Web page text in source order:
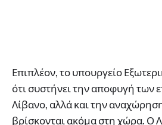
Επιπλέον, το υπουργείο
ότι συστήνει την αποφυγή των
Λίβανο, αλλά και την
βρίσκονται ακόμα στη χώρα. Ο